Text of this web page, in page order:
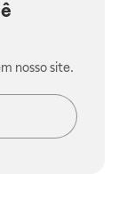
nosso site.